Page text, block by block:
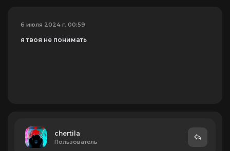
6 июля 2024 г, 00:59
я твоя не понимать
chertila
Пользователь